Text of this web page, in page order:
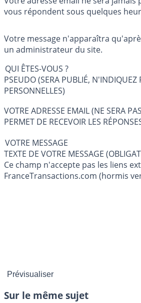
vous répondent sous quelques
Votre message n'apparaîtra
un administrateur du site.
QUI ÊTES-VOUS ?
PSEUDO (SERA PUBLIÉ, N'INDIQUEZ
PERSONNELLES)
VOTRE ADRESSE EMAIL (NE SERA
PERMET DE RECEVOIR LES
VOTRE MESSAGE
TEXTE DE VOTRE
Ce champ n'accepte pas les liens
FranceTransactions.com (hormis